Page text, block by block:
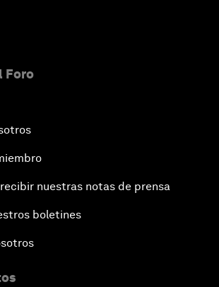
Foro
nuestras notas de prensa
boletines